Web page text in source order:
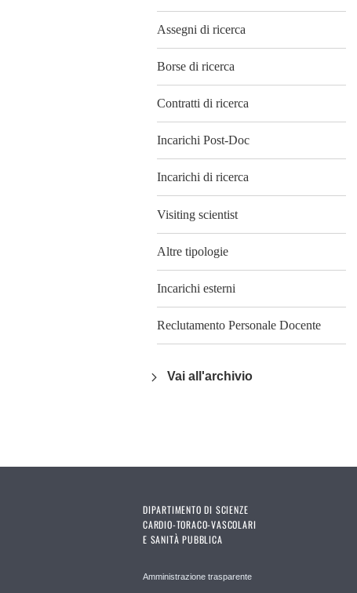
Assegni di ricerca
Borse di ricerca
Contratti di ricerca
Incarichi Post-Doc
Incarichi di ricerca
Visiting scientist
Altre tipologie
Incarichi esterni
Reclutamento Personale Docente
Vai all'archivio
DIPARTIMENTO DI SCIENZE
CARDIO-TORACO-VASCOLARI
E SANITÀ PUBBLICA
Amministrazione trasparente